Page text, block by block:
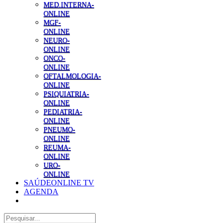
MED.INTERNA-
ONLINE
MGF-
ONLINE
NEURO-
ONLINE
ONCO-
ONLINE
OFTALMOLOGIA-
ONLINE
PSIQUIATRIA-
ONLINE
PEDIATRIA-
ONLINE
PNEUMO-
ONLINE
REUMA-
ONLINE
URO-
ONLINE
SAÚDEONLINE TV
AGENDA
Pesquisar